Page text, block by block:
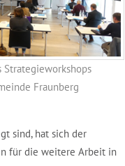
Strategieworkshops
Fraunberg
sind, hat sich der
für die weitere Arbeit in